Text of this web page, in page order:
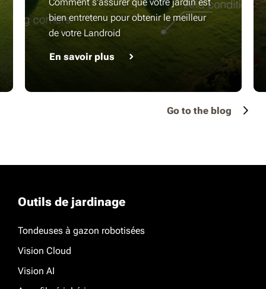
bien entretenu pour obtenir le meilleur
de votre Landroid
En savoir plus
Go to the blog
Outils de jardinage
Tondeuses à gazon robotisées
Vision Cloud
Vision AI